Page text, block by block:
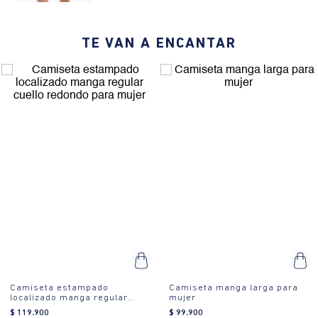
diseño sólido la convierte en una pieza esencial en cualquier
¿Cómo se usa?:El ajuste slim de esta camiseta es ideal para
resaltar la figura y es perfecta para ocasiones casuales, como
TE VAN A ENCANTAR
Camiseta estampado
localizado manga regular
cuello redondo para mujer
$ 119.900
Camiseta manga larga para
mujer
$ 99.900